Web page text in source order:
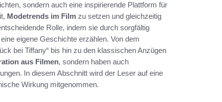
sondern auch eine inspirierende Plattform für
Modetrends im Film zu setzen und gleichzeitig
Rolle, indem sie durch sorgfältig
eigene Geschichte erzählen. Von dem
bei Tiffany“ bis hin zu den klassischen Anzügen
aus Filmen, sondern haben auch
In diesem Abschnitt wird der Leser auf eine
Wirkung mitgenommen.